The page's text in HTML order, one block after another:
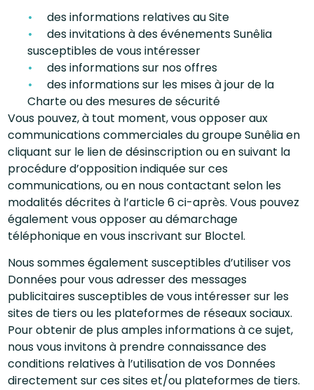
des informations relatives au Site
des invitations à des événements Sunêlia
susceptibles de vous intéresser
des informations sur nos offres
des informations sur les mises à jour de la
Charte ou des mesures de sécurité
Vous pouvez, à tout moment, vous opposer aux
communications commerciales du groupe Sunêlia en
cliquant sur le lien de désinscription ou en suivant la
procédure d’opposition indiquée sur ces
communications, ou en nous contactant selon les
modalités décrites à l’article 6 ci-après. Vous pouvez
également vous opposer au démarchage
téléphonique en vous inscrivant sur Bloctel.
Nous sommes également susceptibles d’utiliser vos
Données pour vous adresser des messages
publicitaires susceptibles de vous intéresser sur les
sites de tiers ou les plateformes de réseaux sociaux.
Pour obtenir de plus amples informations à ce sujet,
nous vous invitons à prendre connaissance des
conditions relatives à l’utilisation de vos Données
directement sur ces sites et/ou plateformes de tiers.